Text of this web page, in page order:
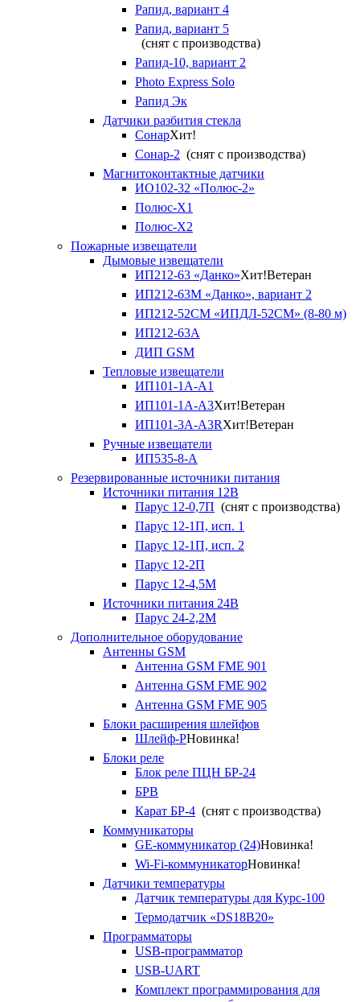
Рапид, вариант 4
Рапид, вариант 5
(снят с производства)
Рапид-10, вариант 2
Photo Express Solo
Рапид Эк
Датчики разбития стекла
СонарХит!
Сонар-2 (снят с производства)
Магнитоконтактные датчики
ИО102-32 «Полюс-2»
Полюс-X1
Полюс-X2
Пожарные извещатели
Дымовые извещатели
ИП212-63 «Данко»Хит!Ветеран
ИП212-63М «Данко», вариант 2
ИП212-52СМ «ИПДЛ-52СМ» (8-80 м)
ИП212-63А
ДИП GSM
Тепловые извещатели
ИП101-1А-А1
ИП101-1А-А3Хит!Ветеран
ИП101-3А-А3RХит!Ветеран
Ручные извещатели
ИП535-8-А
Резервированные источники питания
Источники питания 12В
Парус 12-0,7П (снят с производства)
Парус 12-1П, исп. 1
Парус 12-1П, исп. 2
Парус 12-2П
Парус 12-4,5М
Источники питания 24В
Парус 24-2,2М
Дополнительное оборудование
Антенны GSM
Антенна GSM FME 901
Антенна GSM FME 902
Антенна GSM FME 905
Блоки расширения шлейфов
Шлейф-РНовинка!
Блоки реле
Блок реле ПЦН БР-24
БРВ
Карат БР-4 (снят с производства)
Коммуникаторы
GE-коммуникатор (24)Новинка!
Wi-Fi-коммуникаторНовинка!
Датчики температуры
Датчик температуры для Курс-100
Термодатчик «DS18B20»
Программаторы
USB-программатор
USB-UART
Комплект программирования для